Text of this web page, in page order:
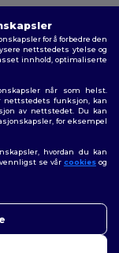
for å forbedre den
nettstedets ytelse og
innhold, optimaliserte
når som helst.
nettstedets funksjon, kan
av nettstedet. Du kan
for eksempel
hvordan du kan
se vår cookiesog